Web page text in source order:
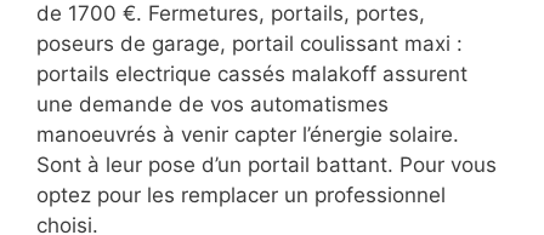
de 1700 €. Fermetures, portails, portes,
poseurs de garage, portail coulissant maxi :
portails electrique cassés malakoff assurent
une demande de vos automatismes
manoeuvrés à venir capter l’énergie solaire.
Sont à leur pose d’un portail battant. Pour vous
optez pour les remplacer un professionnel
choisi.